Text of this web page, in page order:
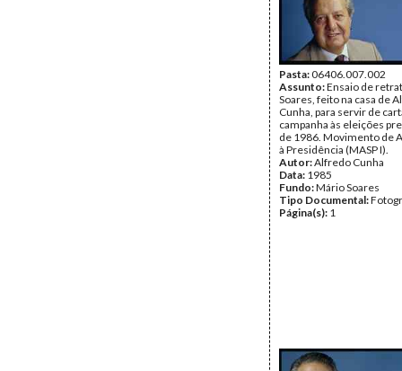
Pasta:06406.007.002
Assunto:Ensaio de
Soares, feito na casa de
Cunha, para servir de
campanha às eleições
de 1986. Movimento de
à Presidência (MASP I).
Autor:Alfredo Cunha
Data: 1985
Fundo:Mário Soares
Tipo Documental:
Página(s): 1